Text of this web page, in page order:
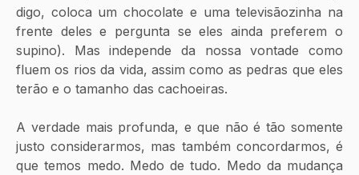
digo, coloca um chocolate e uma televisãozinha na
frente deles e pergunta se eles ainda preferem o
supino). Mas independe da nossa vontade como
fluem os rios da vida, assim como as pedras que eles
terão e o tamanho das cachoeiras.
A verdade mais profunda, e que não é tão somente
justo considerarmos, mas também concordarmos, é
que temos medo. Medo de tudo. Medo da mudança